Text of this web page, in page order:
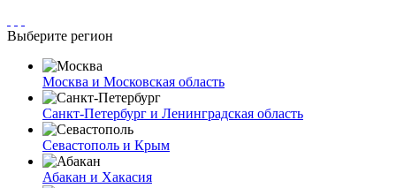
Выберите регион
Москва и Московская область
Санкт-Петербург и Ленинградская область
Севастополь и Крым
Абакан и Хакасия